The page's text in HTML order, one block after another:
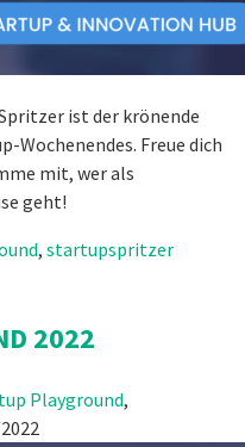
ist der krönende
Wochenendes. Freue dich
mit, wer als
geht!
, startupspritzer
2022
Playground,